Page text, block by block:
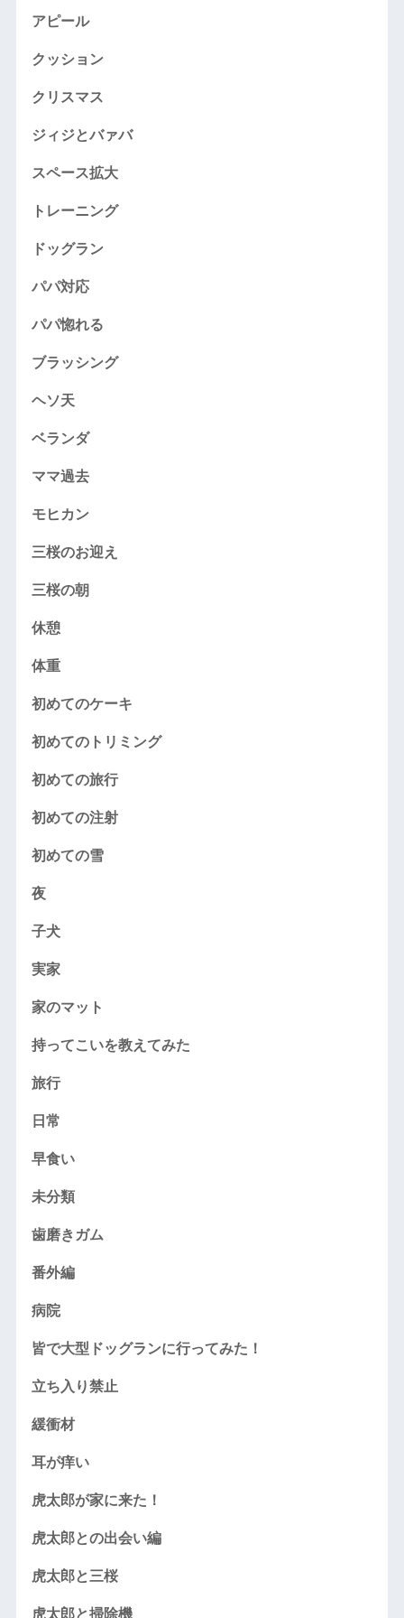
アピール
クッション
クリスマス
ジィジとバァバ
スペース拡大
トレーニング
ドッグラン
パパ対応
パパ惚れる
ブラッシング
ヘソ天
ベランダ
ママ過去
モヒカン
三桜のお迎え
三桜の朝
休憩
体重
初めてのケーキ
初めてのトリミング
初めての旅行
初めての注射
初めての雪
夜
子犬
実家
家のマット
持ってこいを教えてみた
旅行
日常
早食い
未分類
歯磨きガム
番外編
病院
皆で大型ドッグランに行ってみた！
立ち入り禁止
緩衝材
耳が痒い
虎太郎が家に来た！
虎太郎との出会い編
虎太郎と三桜
虎太郎と掃除機